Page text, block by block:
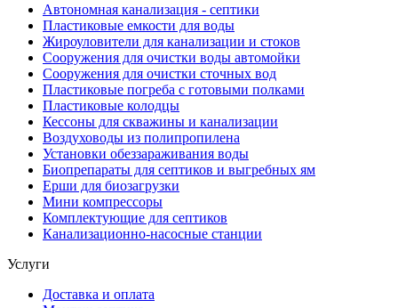
Автономная канализация - септики
Пластиковые емкости для воды
Жироуловители для канализации и стоков
Сооружения для очистки воды автомойки
Сооружения для очистки сточных вод
Пластиковые погреба с готовыми полками
Пластиковые колодцы
Кессоны для скважины и канализации
Воздуховоды из полипропилена
Установки обеззараживания воды
Биопрепараты для септиков и выгребных ям
Ерши для биозагрузки
Мини компрессоры
Комплектующие для септиков
Канализационно-насосные станции
Услуги
Доставка и оплата